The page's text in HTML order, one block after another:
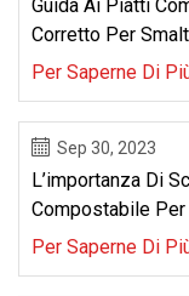
Guida Ai Piatti
Corretto Per
Per Saperne Di
Sep 30, 2023
L’importanza Di
Compostabile Per
Per Saperne Di